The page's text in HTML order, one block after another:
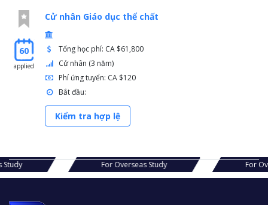
60
applied
Cử nhân Giáo dục thể chất
Tổng học phí: CA $61,800
Cử nhân (3 năm)
Phí ứng tuyển: CA $120
Bắt đầu:
Kiểm tra hợp lệ
Study For Overseas Study For